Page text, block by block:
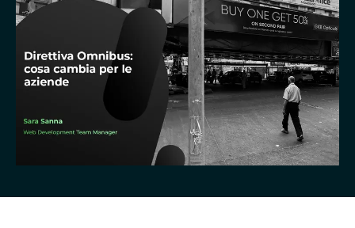
Chi Siamo
Cosa facciamo
Progetti